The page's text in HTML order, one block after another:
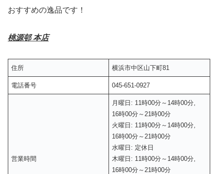
おすすめの逸品です！
桃源邨 本店
住所 横浜市中区山下町81
電話番号 045-651-0927
営業時間
月曜日: 11時00分～14時00分,
16時00分～21時00分
火曜日: 11時00分～14時00分,
16時00分～21時00分
水曜日: 定休日
木曜日: 11時00分～14時00分,
16時00分～21時00分